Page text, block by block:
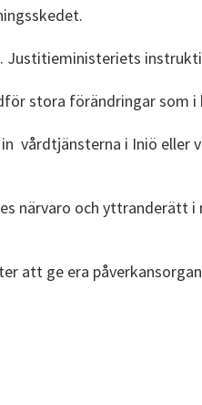
stora förändringar som i
vårdtjänsterna i Iniö eller
närvaro och yttranderätt
att ge era